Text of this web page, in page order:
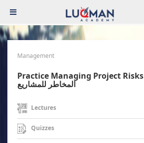
Management
Practice Managing Project Risks تطبيق إدارة
المخاطر للمشاريع
Lectures
Quizzes